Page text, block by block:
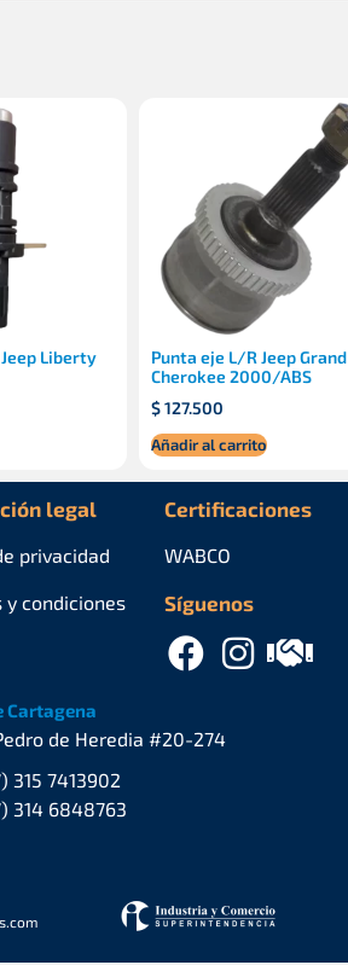
Liberty
Punta eje L/R Jeep Grand
Cherokee 2000/ABS
$127.500
Añadir al carrito
legal
privacidad
y condiciones
Certificaciones
Síguenos
WABCO
Cartagena
de Heredia #20-274
315 7413902
314 6848763